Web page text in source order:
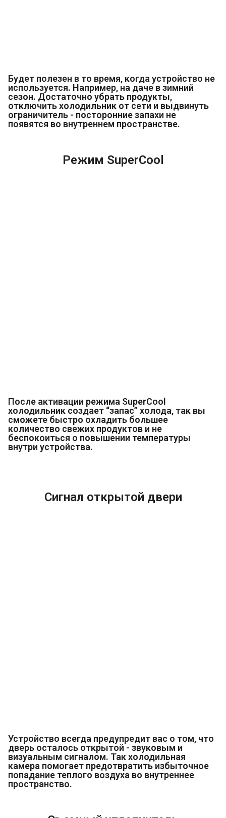
Будет полезен в то время, когда устройство не
используется. Например, на даче в зимний
сезон. Достаточно убрать продукты,
отключить холодильник от сети и выдвинуть
ограничитель - посторонние запахи не
появятся во внутреннем пространстве.
Режим SuperCool
После активации режима SuperCool
холодильник создает “запас” холода, так вы
сможете быстро охладить большее
количество свежих продуктов и не
беспокоиться о повышении температуры
внутри устройства.
Сигнал открытой двери
Устройство всегда предупредит вас о том, что
дверь осталось открытой - звуковым и
визуальным сигналом. Так холодильная
камера помогает предотвратить избыточное
попадание теплого воздуха во внутреннее
пространство.